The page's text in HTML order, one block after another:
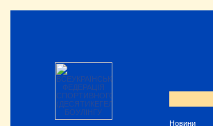
Новини